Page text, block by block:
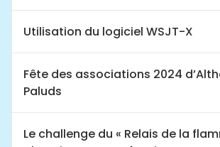
Utilisation du logiciel WSJT-X
Fête des associations 2024
Paluds
Le challenge du « Relais de la